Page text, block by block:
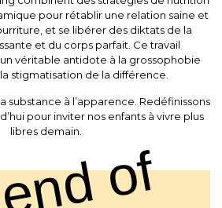
pour rétablir une relation saine et
et se libérer des diktats de la
et du corps parfait. Ce travail
véritable antidote à la grossophobie
stigmatisation de la différence.
substance à l’apparence. Redéfinissons
pour inviter nos enfants à vivre plus
libres demain.